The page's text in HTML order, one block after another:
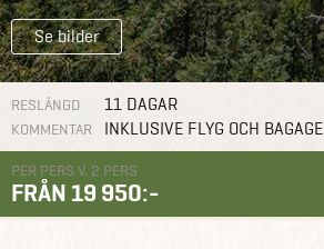
Se bilder
RESLÄNGD 11 DAGAR
KOMMENTAR INKLUSIVE FLYG OCH BAGAGE
PER PERS V. 2 PERS
FRÅN 19 950:-